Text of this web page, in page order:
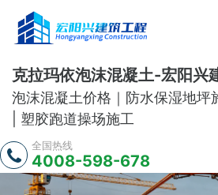
克拉玛依泡沫混凝土-宏阳兴
泡沫混凝土价格｜防水保湿地坪
| 塑胶跑道操场施工
全国热线
4008-598-678